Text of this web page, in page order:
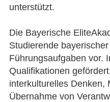
unterstützt.
Die Bayerische
Studierende
Führungsaufgaben vor.
Qualifikationen
interkulturelles Denken,
Übernahme von